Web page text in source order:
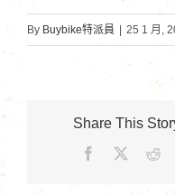
By Buybike特派員 25 1 月,
Share This
Facebook